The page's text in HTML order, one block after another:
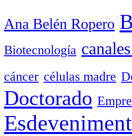
Ana Belén Ropero
Biotecnología
cáncer células madre
Doctorado